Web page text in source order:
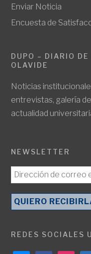
Enviar Noticia
Encuesta de
DUPO – DIARIO
OLAVIDE
Noticias
entrevistas, galería
actualidad
NEWSLETTER
REDES SOCIALES